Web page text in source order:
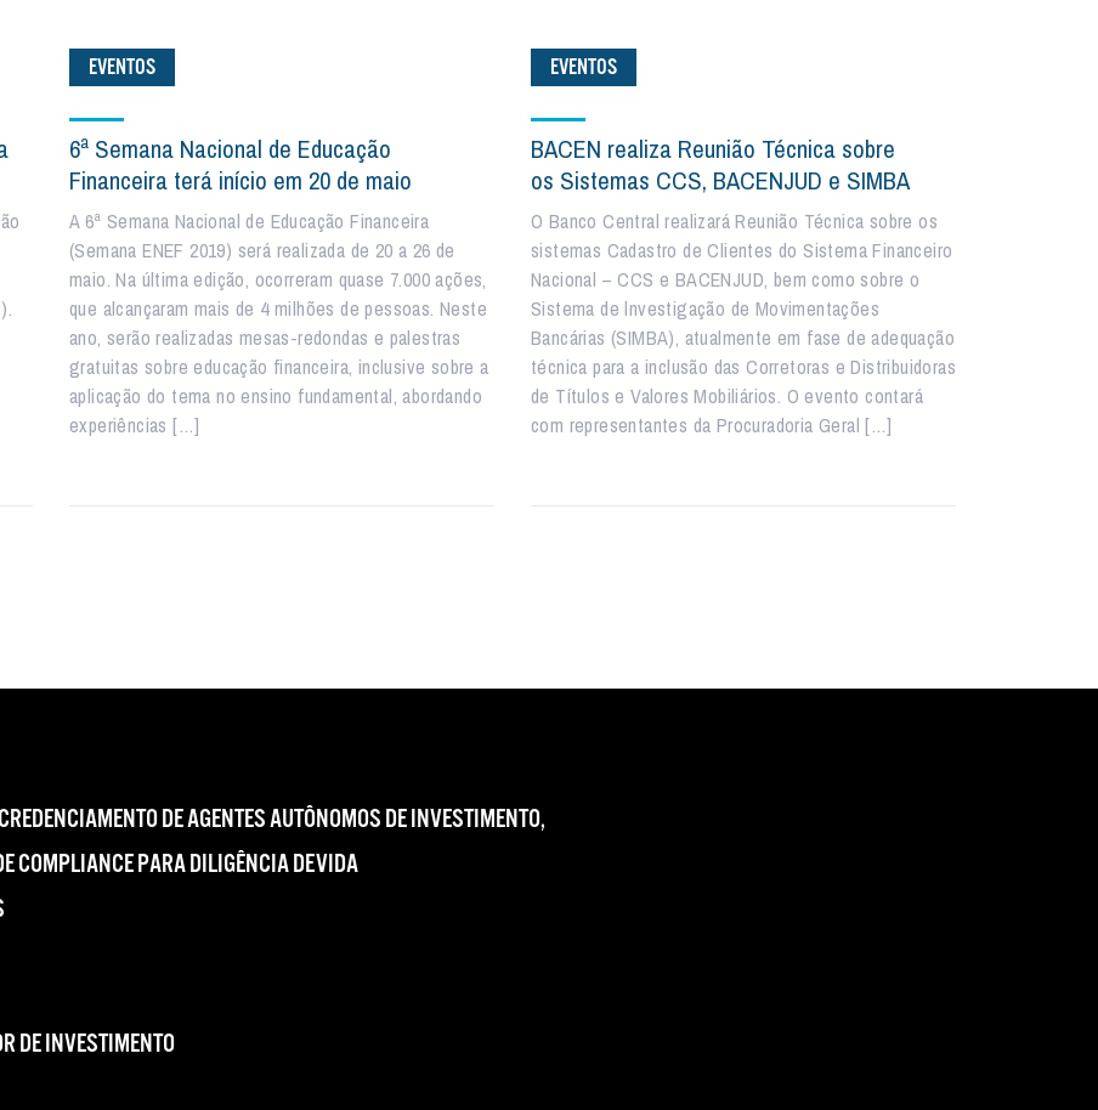
EVENTOS
6ª Semana Nacional de Educação
Financeira terá início em 20 de maio
A 6ª Semana Nacional de Educação Financeira
(Semana ENEF 2019) será realizada de 20 a 26 de
maio. Na última edição, ocorreram quase 7.000 ações,
que alcançaram mais de 4 milhões de pessoas. Neste
ano, serão realizadas mesas-redondas e palestras
gratuitas sobre educação financeira, inclusive sobre a
aplicação do tema no ensino fundamental, abordando
experiências […]
EVENTOS
BACEN realiza Reunião Técnica sobre
os Sistemas CCS, BACENJUD e SIMBA
O Banco Central realizará Reunião Técnica sobre os
sistemas Cadastro de Clientes do Sistema Financeiro
Nacional – CCS e BACENJUD, bem como sobre o
Sistema de lnvestigação de Movimentações
Bancárias (SIMBA), atualmente em fase de adequação
técnica para a inclusão das Corretoras e Distribuidoras
de Títulos e Valores Mobiliários. O evento contará
com representantes da Procuradoria Geral […]
DE AGENTES AUTÔNOMOS DE INVESTIMENTO,
COMPLIANCE PARA DILIGÊNCIA DEVIDA
DE INVESTIMENTO